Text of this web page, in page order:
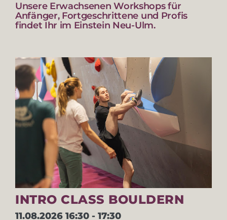
Unsere Erwachsenen Workshops für
Anfänger, Fortgeschrittene und Profis
findet Ihr im Einstein Neu-Ulm.
INTRO CLASS BOULDERN
11.08.2026 16:30 - 17:30